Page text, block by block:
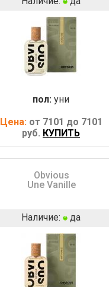
пол: уни
Цена: от 7101 до 7101
руб. КУПИТЬ
Obvious
Une Vanille
Наличие: да